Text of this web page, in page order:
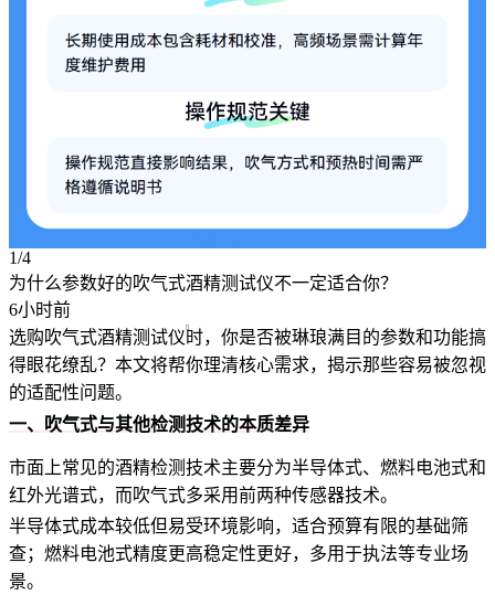
1/4
为什么参数好的吹气式酒精测试仪不一定适合你？
6小时前
选购吹气式酒精测试仪时，你是否被琳琅满目的参数和功能搞
得眼花缭乱？本文将帮你理清核心需求，揭示那些容易被忽视
的适配性问题。
一、吹气式与其他检测技术的本质差异
市面上常见的酒精检测技术主要分为半导体式、燃料电池式和
红外光谱式，而吹气式多采用前两种传感器技术。
半导体式成本较低但易受环境影响，适合预算有限的基础筛
查；燃料电池式精度更高稳定性更好，多用于执法等专业场
景。